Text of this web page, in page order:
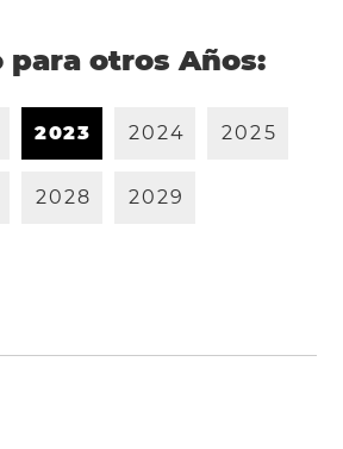
para otros Años:
2023 2024 2025
2028 2029